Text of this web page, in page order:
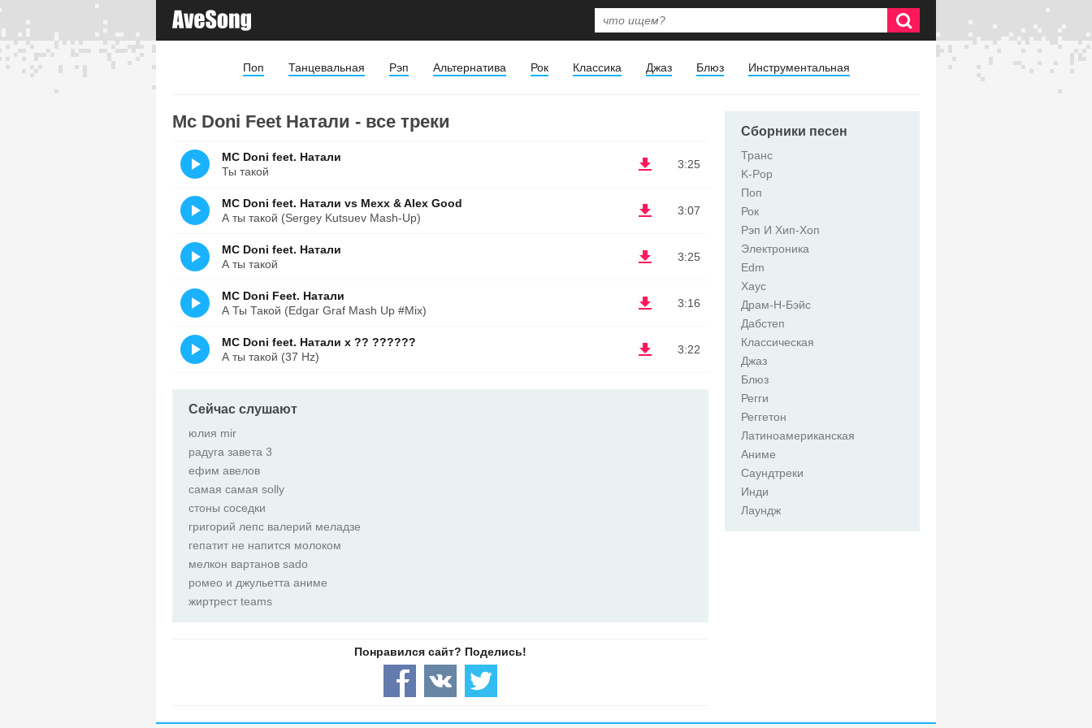
Поп Танцевальная Рэп Альтернатива Рок Классика Джаз Блюз Инструментальная
Mc Doni Feet Натали - все треки
3:25
MC Doni feet. Натали
Ты такой
3:07
MC Doni feet. Натали vs Mexx & Alex Good
А ты такой (Sergey Kutsuev Mash-Up)
3:25
MC Doni feet. Натали
А ты такой
3:16
MC Doni Feet. Натали
А Ты Такой (Edgar Graf Mash Up #Mix)
3:22
MC Doni feet. Натали x ?? ??????
А ты такой (37 Hz)
Сейчас слушают
юлия mir
радуга завета 3
ефим авелов
самая самая solly
стоны соседки
григорий лепс валерий меладзе
гепатит не напится молоком
мелкон вартанов sado
ромео и джульетта аниме
жиртрест teams
Сборники песен
Транс
K-Pop
Поп
Рок
Рэп И Хип-Хоп
Электроника
Edm
Хаус
Драм-Н-Бэйс
Дабстеп
Классическая
Джаз
Блюз
Регги
Реггетон
Латиноамериканская
Аниме
Саундтреки
Инди
Лаундж